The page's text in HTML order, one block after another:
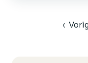
ook vistochten organiseren
‹